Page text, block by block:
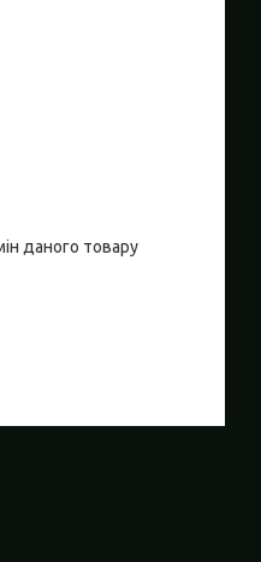
даного товару